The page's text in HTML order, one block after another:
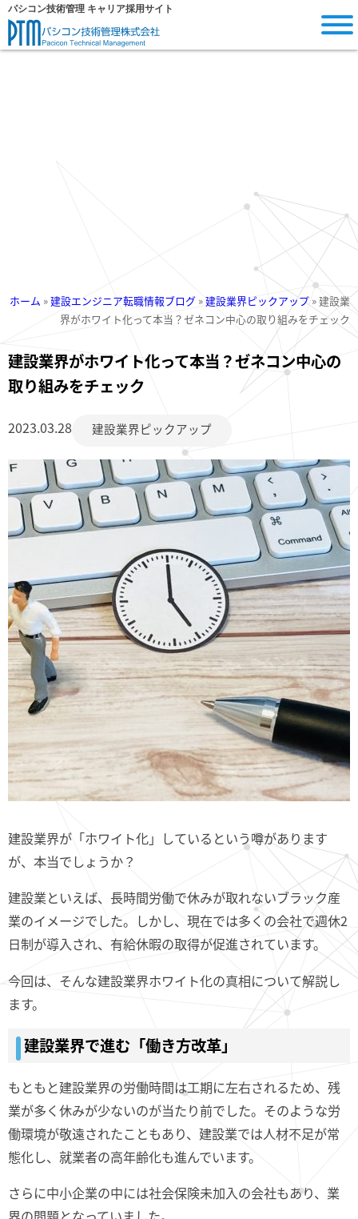
内
容
を
パシコン技術管理 キャリア採用サイト
ホーム »建設エンジニア転職情報ブログ »建設業界ピックアップ »建設業
界がホワイト化って本当？ゼネコン中心の取り組みをチェック
建設業界がホワイト化って本当？ゼネコン中心の
取り組みをチェック
2023.03.28 建設業界ピックアップ
建設業界が「ホワイト化」しているという噂があります
が、本当でしょうか？
建設業といえば、長時間労働で休みが取れないブラック産
業のイメージでした。しかし、現在では多くの会社で週休2
日制が導入され、有給休暇の取得が促進されています。
今回は、そんな建設業界ホワイト化の真相について解説し
ます。
建設業界で進む「働き方改革」
もともと建設業界の労働時間は工期に左右されるため、残
業が多く休みが少ないのが当たり前でした。そのような労
働環境が敬遠されたこともあり、建設業では人材不足が常
態化し、就業者の高年齢化も進んでいます。
さらに中小企業の中には社会保険未加入の会社もあり、業